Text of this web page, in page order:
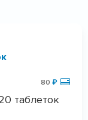
80 ₽
таблеток